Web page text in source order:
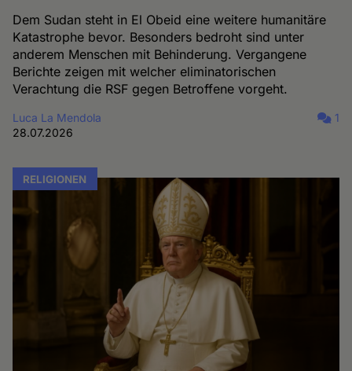
Dem Sudan steht in El Obeid eine weitere humanitäre
Katastrophe bevor. Besonders bedroht sind unter
anderem Menschen mit Behinderung. Vergangene
Berichte zeigen mit welcher eliminatorischen
Verachtung die RSF gegen Betroffene vorgeht.
Luca La Mendola
28.07.2026
1
RELIGIONEN